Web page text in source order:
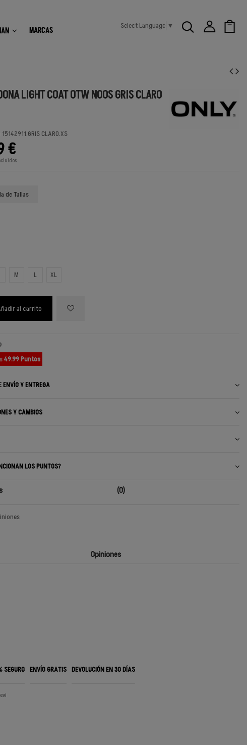
Select Language ▼
MARCAS
LIGHT COAT OTW NOOS GRIS CLARO
15142911.GRIS CLARO.XS
€
de Tallas
M L XL
al carrito
49.99 Puntos
ENVÍO Y ENTREGA
Y CAMBIOS
LOS PUNTOS?
(0)
Opiniones
SEGURO ENVÍO GRATIS DEVOLUCIÓN EN 30 DÍAS